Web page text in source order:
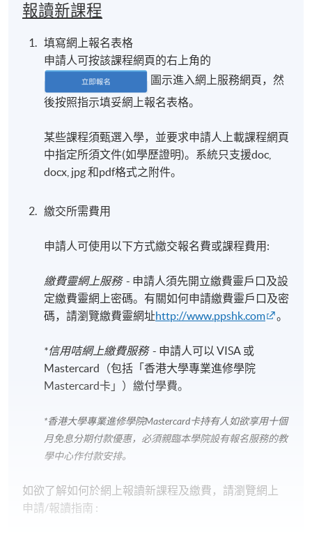
報讀新課程
填寫網上報名表格
申請人可按該課程網頁的右上角的
圖示進入網上服務網頁，然
後按照指示填妥網上報名表格。
某些課程須甄選入學，並要求申請人上載課程網頁
中指定所須文件(如學歷證明)。系統只支援doc,
docx, jpg 和pdf格式之附件。
繳交所需費用
申請人可使用以下方式繳交報名費或課程費用:
繳費靈網上服務- 申請人須先開立繳費靈戶口及設
定繳費靈網上密碼。有關如何申請繳費靈戶口及密
碼，請瀏覽繳費靈網址http://www.ppshk.com 。
*信用咭網上繳費服務- 申請人可以 VISA 或
Mastercard（包括「香港大學專業進修學院
Mastercard卡」）繳付學費。
*香港大學專業進修學院Mastercard卡持有人如欲享用十個
月免息分期付款優惠，必須親臨本學院設有報名服務的教
學中心作付款安排。
如欲了解如何於網上報讀新課程及繳費，請瀏覽網上
申請/報讀指南 :